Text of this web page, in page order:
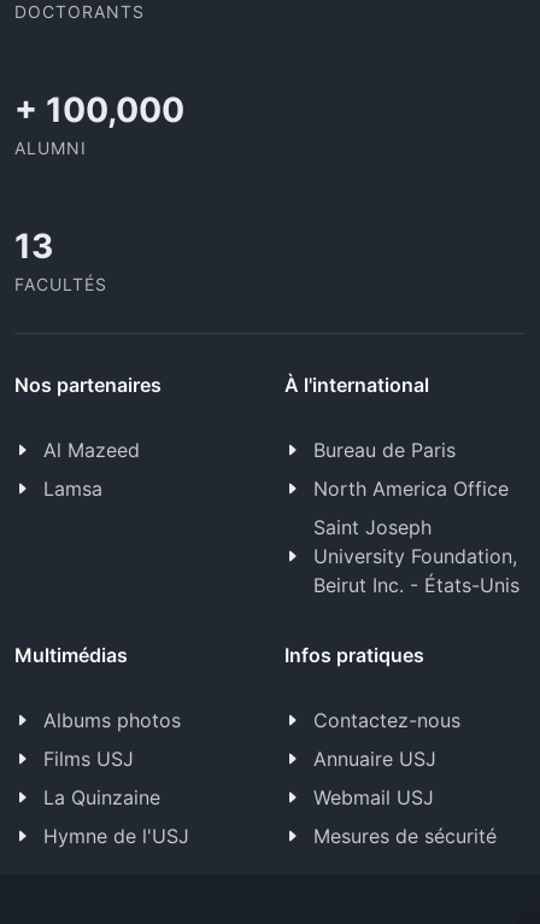
DOCTORANTS
+ 100,000
ALUMNI
13
FACULTÉS
Nos partenaires
Al Mazeed
Lamsa
À l'international
Bureau de Paris
North America Office
Saint Joseph
University Foundation,
Beirut Inc. - États-Unis
Multimédias
Albums photos
Films USJ
La Quinzaine
Hymne de l'USJ
Infos pratiques
Contactez-nous
Annuaire USJ
Webmail USJ
Mesures de sécurité